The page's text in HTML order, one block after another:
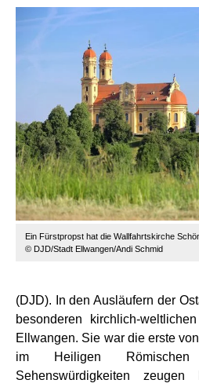
Ein Fürstpropst hat die Wallfahrtskirche
© DJD/Stadt Ellwangen/Andi Schmid
(DJD). In den Ausläufern der
besonderen kirchlich-
Ellwangen. Sie war die erste
im Heiligen
Sehenswürdigkeiten